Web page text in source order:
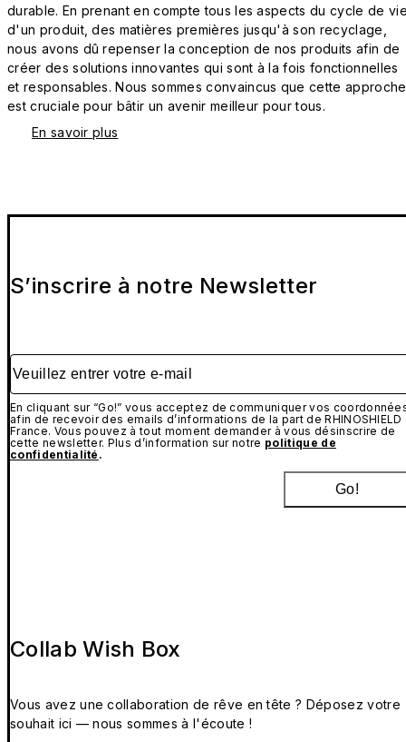
durable. En prenant en compte tous les aspects du cycle de
d'un produit, des matières premières jusqu'à son recyclage,
nous avons dû repenser la conception de nos produits afin de
créer des solutions innovantes qui sont à la fois fonctionnelles
et responsables. Nous sommes convaincus que cette approche
est cruciale pour bâtir un avenir meilleur pour tous.
En savoir plus
S’inscrire à notre Newsletter
Veuillez entrer votre e-mail
En cliquant sur “Go!” vous acceptez de communiquer vos
afin de recevoir des emails d’informations de la part de RHINOSHIELD
France. Vous pouvez à tout moment demander à vous désinscrire de
cette newsletter. Plus d’information sur notre politique de
confidentialité .
Go!
Collab Wish Box
Vous avez une collaboration de rêve en tête ? Déposez votre
souhait ici — nous sommes à l'écoute !